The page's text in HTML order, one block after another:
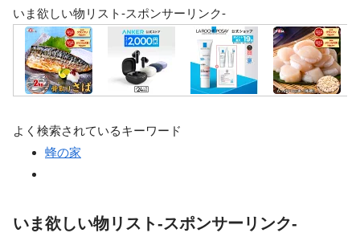
いま欲しい物リスト-スポンサーリンク-
よく検索されているキーワード
蜂の家
いま欲しい物リスト-スポンサーリンク-